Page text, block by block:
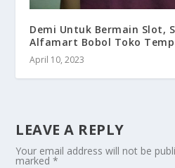
Demi Untuk Bermain Slot,
Alfamart Bobol Toko
April 10, 2023
LEAVE A REPLY
Your email address will not be
marked*